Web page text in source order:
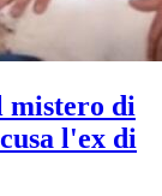
mistero di
l'ex di